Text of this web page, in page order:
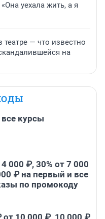
уехала жить, а я
театре — что известно
на
курсы
000 ₽, 30% от 7 000
₽ на первый и все
по промокоду